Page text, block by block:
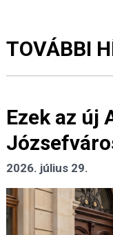
TOVÁBBI
Ezek az új
2026. július 29.